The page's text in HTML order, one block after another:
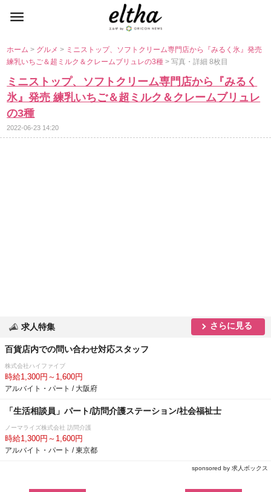
ホーム> グルメ> ミニストップ、ソフトクリーム専門店から『みるく氷』発売
練乳いちご＆超ミルク＆クレームブリュレの3種> 写真・詳細 8枚目
ミニストップ、ソフトクリーム専門店から『みるく
氷』発売 練乳いちご＆超ミルク＆クレームブリュレ
の3種
2022-06-23 14:20
求人特集 さらに見る
百貨店内での問い合わせ対応スタッフ
株式会社ハイファイブ
時給1,300円～1,600円
アルバイト・パート / 大阪府
「生活相談員」パート/訪問介護ステーション/社会福祉士
ノーマライズ株式会社 訪問介護
時給1,300円～1,600円
アルバイト・パート / 東京都
sponsored by 求人ボックス